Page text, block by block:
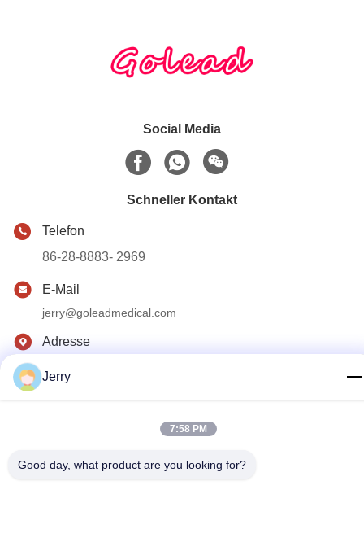
Social Media
Schneller Kontakt
Telefon
86-28-8883- 2969
E-Mail
jerry@goleadmedical.com
Adresse
Freihandelszone Chinas (Sichuan), Chengdu, China.
Datenschutz-Bestimmungen
Copyright-© 2023-2026 Golead Medical Group Co.,Ltd . Alle
Jerry
7:58 PM
Good day, what product are you looking for?